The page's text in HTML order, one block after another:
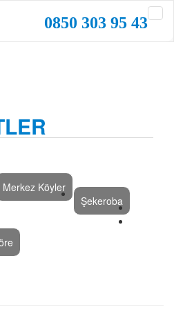
0850 303 95 43
Merkez Köyler
Şekeroba